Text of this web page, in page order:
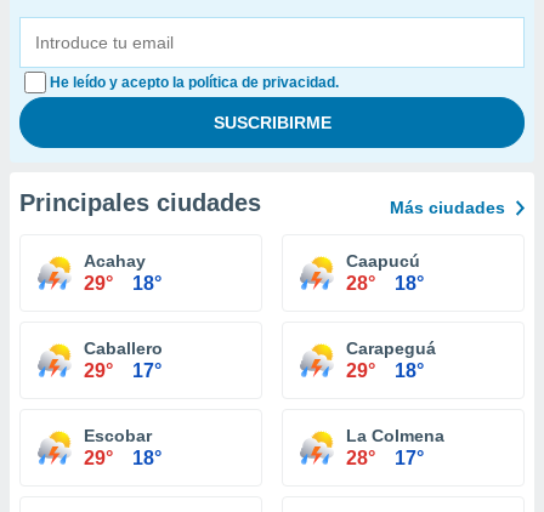
He leído y acepto la política de privacidad.
Principales ciudades Más ciudades
Acahay
29° 18°
Caapucú
28° 18°
Caballero
29° 17°
Carapeguá
29° 18°
Escobar
29° 18°
La Colmena
28° 17°